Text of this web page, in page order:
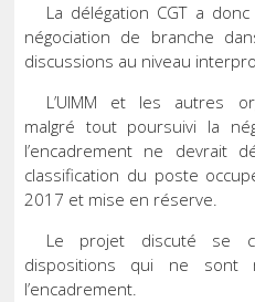
La délégation CGT a
négociation de branche
discussions au niveau
L’UIMM et les autres
malgré tout poursuivi la
l’encadrement ne devrait
classification du poste
2017 et mise en réserve.
Le projet discuté se
dispositions qui ne sont
l’encadrement.